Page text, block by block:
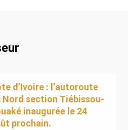
d’Ivoire : l’autoroute
Nord section Tiébissou-
inaugurée le 24
prochain.